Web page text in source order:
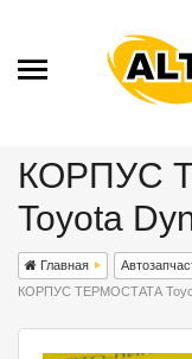
КОРПУС
Toyota
Главная
КОРПУС ТЕРМОСТАТА